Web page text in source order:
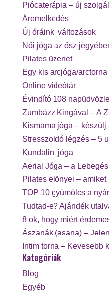
Piócaterápia – új
Áremelkedés
Új óráink, változások
Női jóga az ősz
Pilates üzenet
Egy kis arcjóga/arctorna
Online videótár
Évindító 108
Zumbázz Kingával – A
Kismama jóga – készülj
Stresszoldó légzés – 5
Kundalini jóga
Aerial Jóga – a
Pilates előnyei – amiket
TOP 10 gyümölcs a
Tudtad-e? Ajándék
8 ok, hogy miért
Ászanák (asana) –
Intim torna – Kevesebb
Kategóriák
Blog
Egyéb